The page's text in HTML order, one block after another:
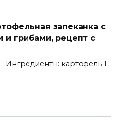
запеканка с
и грибами, рецепт с
Ингредиенты: картофель 1-